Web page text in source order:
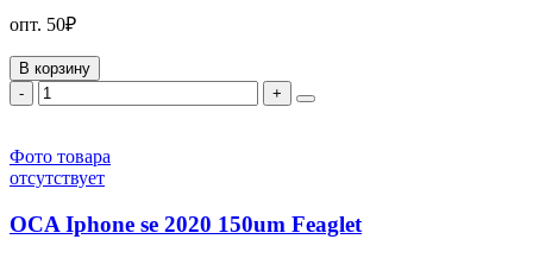
опт. 50₽
В корзину
-
+
Фото товара
отсутствует
OCA Iphone se 2020 150um Feaglet